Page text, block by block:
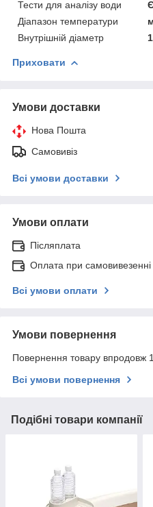
Тести для аналізу води
Діапазон температури
Внутрішній діаметр
Приховати
Умови доставки
Нова Пошта
Самовивіз
Всі умови доставки
Умови оплати
Післяплата
Оплата при самовивезенні
Всі умови оплати
Умови повернення
Повернення товару впродовж
Всі умови повернення
Подібні товари компанії